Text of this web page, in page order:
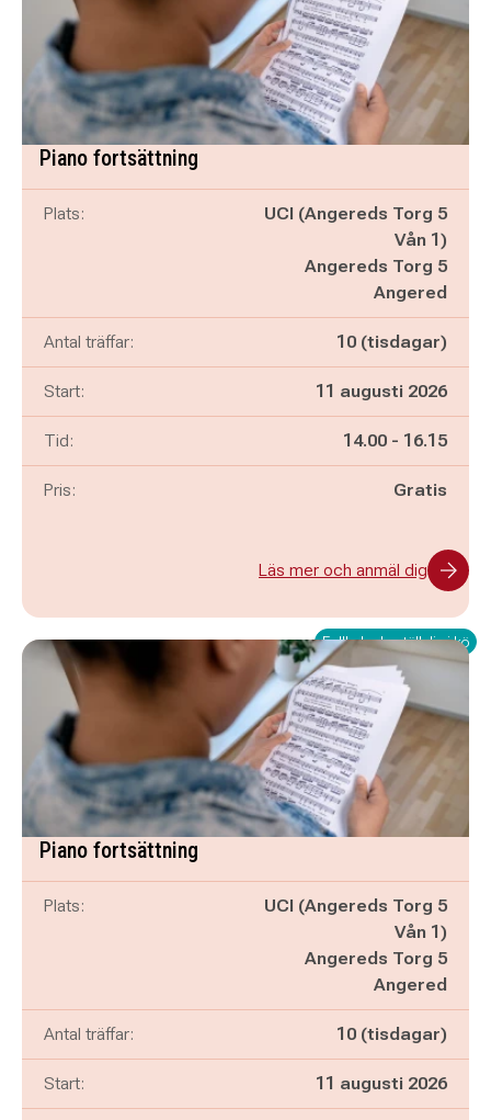
Piano fortsättning
Plats:
UCI (Angereds Torg 5
Vån 1)
Angereds Torg 5
Angered
Antal träffar: 10 (tisdagar)
Start: 11 augusti 2026
Tid: Pågår mellan
14.00 - och
16.15
Pris: Gratis
Läs mer och anmäl dig
Fullbokad - ställ dig i kö
Piano fortsättning
Plats:
UCI (Angereds Torg 5
Vån 1)
Angereds Torg 5
Angered
Antal träffar: 10 (tisdagar)
Start: 11 augusti 2026